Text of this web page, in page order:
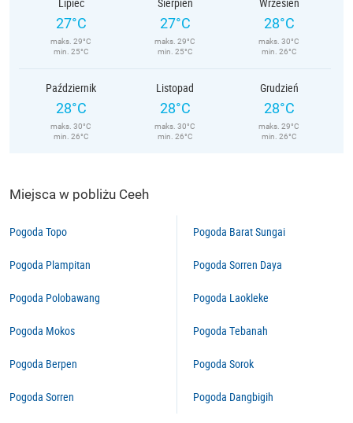
27°C
maks. 29°C
min. 25°C
27°C
maks. 29°C
min. 25°C
28°C
maks. 30°C
min. 26°C
Październik
28°C
maks. 30°C
min. 26°C
Listopad
28°C
maks. 30°C
min. 26°C
Grudzień
28°C
maks. 29°C
min. 26°C
Miejsca w pobliżu Ceeh
Pogoda Topo
Pogoda Plampitan
Pogoda Polobawang
Pogoda Mokos
Pogoda Berpen
Pogoda Sorren
Pogoda Barat Sungai
Pogoda Sorren Daya
Pogoda Laokleke
Pogoda Tebanah
Pogoda Sorok
Pogoda Dangbigih